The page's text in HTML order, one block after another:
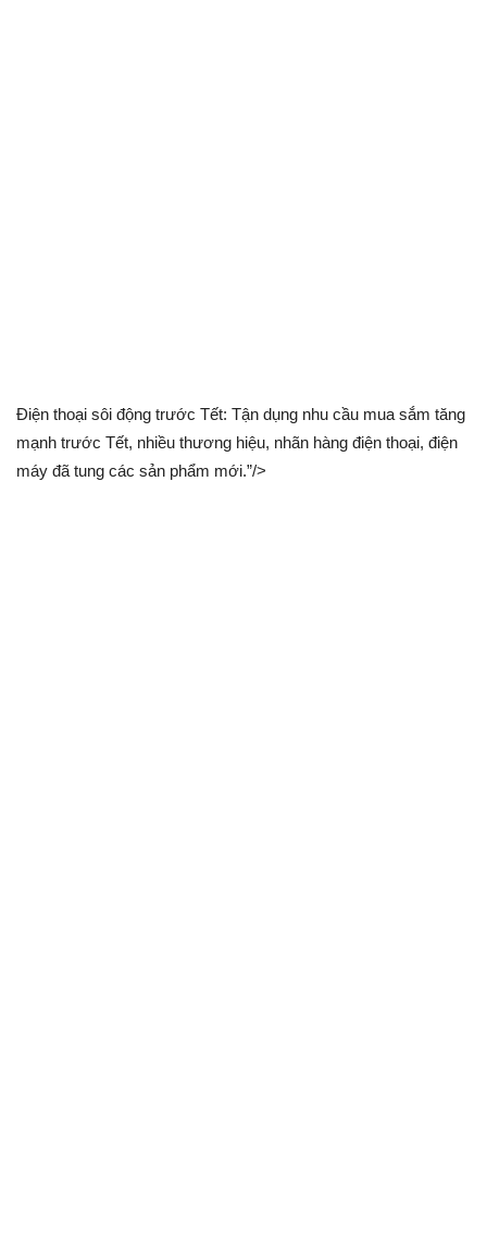
Điện thoại sôi động trước Tết: Tận dụng nhu cầu mua sắm tăng
mạnh trước Tết, nhiều thương hiệu, nhãn hàng điện thoại, điện
máy đã tung các sản phẩm mới.”/>